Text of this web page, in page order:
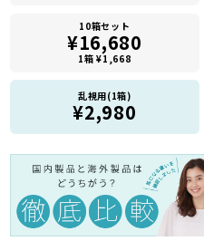
10箱セット
¥16,680
1箱 ¥1,668
乱視用(1箱)
¥2,980